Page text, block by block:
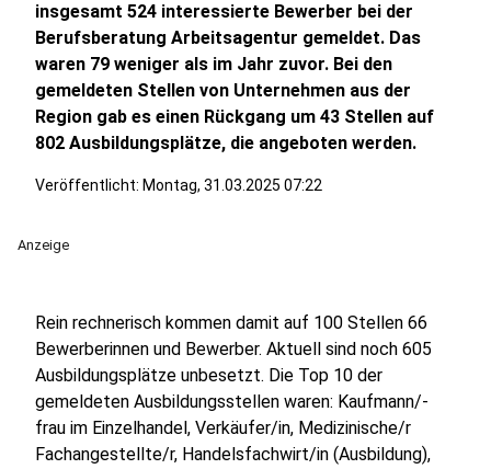
insgesamt 524 interessierte Bewerber bei der
Berufsberatung Arbeitsagentur gemeldet. Das
waren 79 weniger als im Jahr zuvor. Bei den
gemeldeten Stellen von Unternehmen aus der
Region gab es einen Rückgang um 43 Stellen auf
802 Ausbildungsplätze, die angeboten werden.
Veröffentlicht: Montag, 31.03.2025 07:22
Anzeige
Rein rechnerisch kommen damit auf 100 Stellen 66
Bewerberinnen und Bewerber. Aktuell sind noch 605
Ausbildungsplätze unbesetzt. Die Top 10 der
gemeldeten Ausbildungsstellen waren: Kaufmann/-
frau im Einzelhandel, Verkäufer/in, Medizinische/r
Fachangestellte/r, Handelsfachwirt/in (Ausbildung),